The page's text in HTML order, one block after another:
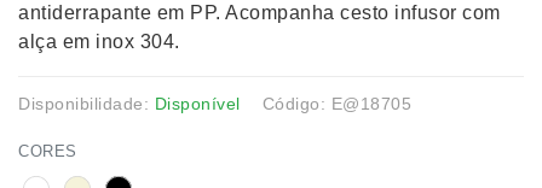
antiderrapante em PP. Acompanha cesto infusor com
alça em inox 304.
Disponibilidade: Disponível Código: E@18705
CORES